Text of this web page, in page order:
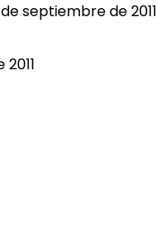
septiembre de 2011